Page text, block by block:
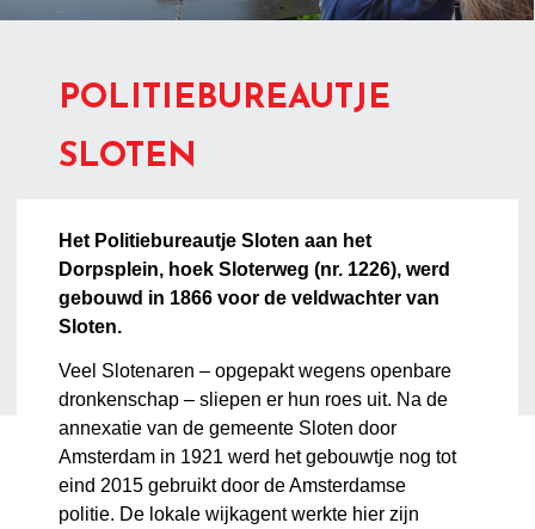
POLITIEBUREAUTJE
SLOTEN
Het Politiebureautje Sloten aan het
Dorpsplein, hoek Sloterweg (nr. 1226), werd
gebouwd in 1866 voor de veldwachter van
Sloten.
Veel Slotenaren – opgepakt wegens openbare
dronkenschap – sliepen er hun roes uit. Na de
annexatie van de gemeente Sloten door
Amsterdam in 1921 werd het gebouwtje nog tot
eind 2015 gebruikt door deAmsterdamse
politie. De lokale wijkagent werkte hier zijn